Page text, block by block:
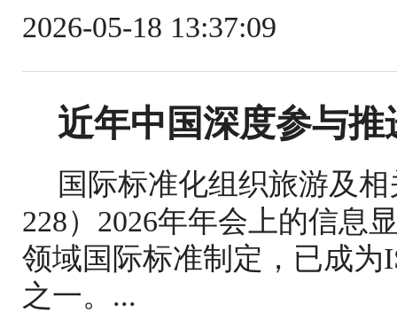
2026-05-18 13:37:09
近年中国深度参与
国际标准化组织旅游及
228）2026年年会上的信息
领域国际标准制定，已成为
之一。...